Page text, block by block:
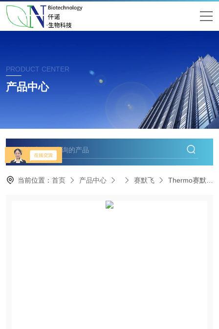
PRODUCT CENTER
产品中心
当前位置： 首页 产品中心 赛默飞 ​Thermo赛默飞Micro21R 经销商供应